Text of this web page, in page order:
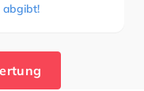
abgibt!